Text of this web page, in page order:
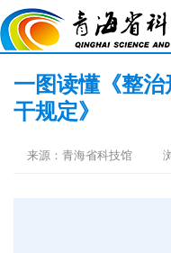
一图读懂《整
干规定》
来源：青海省科技馆